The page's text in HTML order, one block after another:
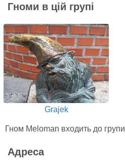
Гноми в цій групі
Grajek
Гном Meloman входить до групи
Адреса